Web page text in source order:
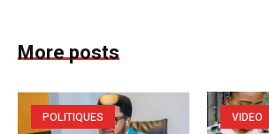
More posts
POLITIQUES VIDEO